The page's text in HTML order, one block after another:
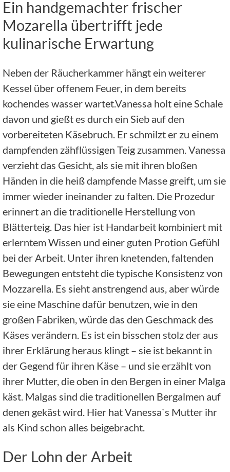
Ein handgemachter frischer
Mozarella übertrifft jede
kulinarische Erwartung
Neben der Räucherkammer hängt ein weiterer
Kessel über offenem Feuer, in dem bereits
kochendes wasser wartet.Vanessa holt eine Schale
davon und gießt es durch ein Sieb auf den
vorbereiteten Käsebruch. Er schmilzt er zu einem
dampfenden zähflüssigen Teig zusammen. Vanessa
verzieht das Gesicht, als sie mit ihren bloßen
Händen in die heiß dampfende Masse greift, um sie
immer wieder ineinander zu falten. Die Prozedur
erinnert an die traditionelle Herstellung von
Blätterteig. Das hier ist Handarbeit kombiniert mit
erlerntem Wissen und einer guten Protion Gefühl
bei der Arbeit. Unter ihren knetenden, faltenden
Bewegungen entsteht die typische Konsistenz von
Mozzarella. Es sieht anstrengend aus, aber würde
sie eine Maschine dafür benutzen, wie in den
großen Fabriken, würde das den Geschmack des
Käses verändern. Es ist ein bisschen stolz der aus
ihrer Erklärung heraus klingt – sie ist bekannt in
der Gegend für ihren Käse – und sie erzählt von
ihrer Mutter, die oben in den Bergen in einer Malga
käst. Malgas sind die traditionellen Bergalmen auf
denen gekäst wird. Hier hat Vanessa`s Mutter ihr
als Kind schon alles beigebracht.
Der Lohn der Arbeit